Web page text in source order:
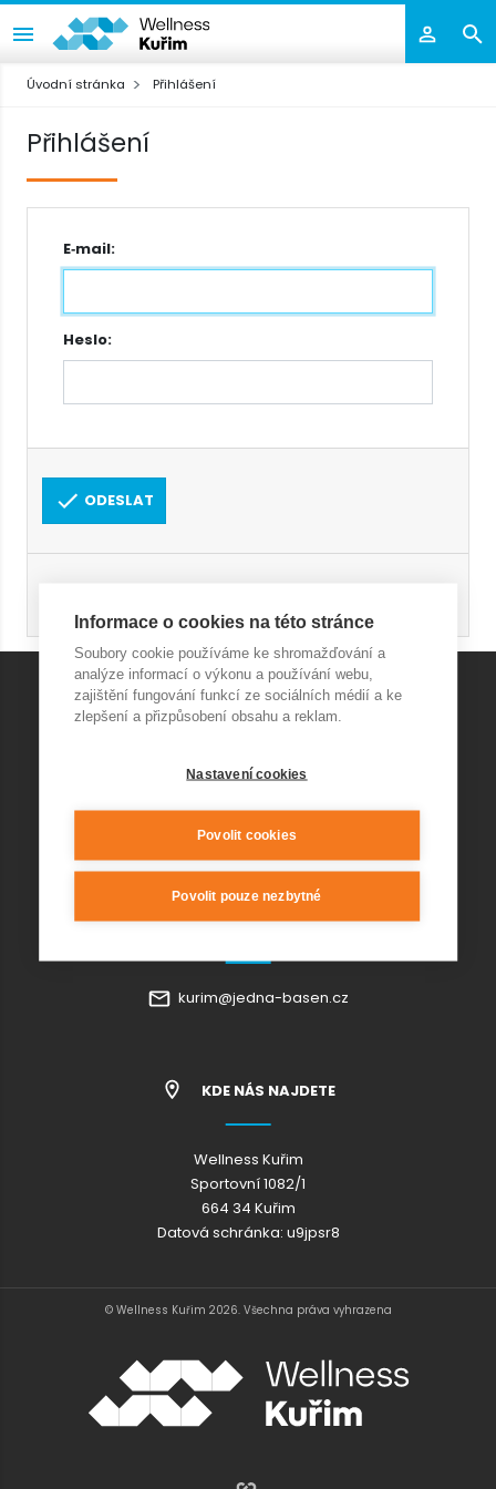
Úvodní stránka Přihlášení
Přihlášení
E‑mail:
Heslo:
ODESLAT
KONTAKT AQUAPARK
+420 541 420 240
info@wellnesskurim.cz
Wellness Kuřim s.r.o.
KONTAKT RESTAURACE
kurim@jedna-basen.cz
KDE NÁS NAJDETE
Wellness Kuřim
Sportovní 1082/1
664 34 Kuřim
Datová schránka: u9jpsr8
© Wellness Kuřim 2026. Všechna práva vyhrazena
Informace o cookies na této stránce
Soubory cookie používáme ke shromažďování a
analýze informací o výkonu a používání webu,
zajištění fungování funkcí ze sociálních médií a ke
zlepšení a přizpůsobení obsahu a reklam.
Nastavení cookies
Povolit cookies
Povolit pouze nezbytné